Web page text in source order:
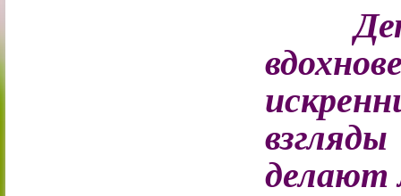
делают